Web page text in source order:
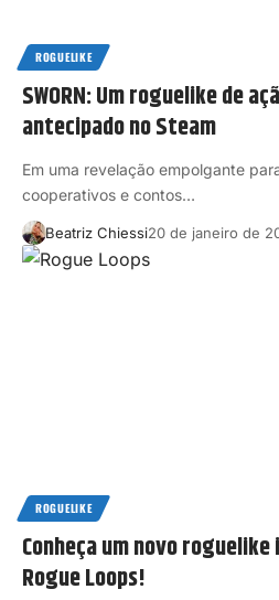
ROGUELIKE
SWORN: Um roguelike de
antecipado no Steam
Em uma revelação empolgante
cooperativos e contos…
Beatriz Chiessi20 de janeiro de
ROGUELIKE
Conheça um novo
Rogue Loops!